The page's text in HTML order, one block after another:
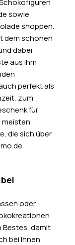
sowie
shoppen.
dem schönen
dabei
aus ihm
perfekt als
zum
für
meisten
die sich über
oder
Bestes, damit
bei Ihnen